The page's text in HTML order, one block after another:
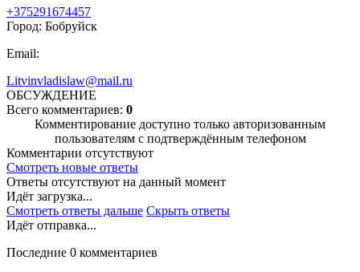
+375291674457
Город: Бобруйск
Email:
Litvinvladislaw@mail.ru
ОБСУЖДЕНИЕ
Всего комментариев: 0
Комментирование доступно только авторизованным
пользователям с подтверждённым телефоном
Комментарии отсутствуют
Смотреть новые ответы
Ответы отсутствуют на данный момент
Идёт загрузка...
Смотреть ответы дальше Скрыть ответы
Идёт отправка...
Последние 0 комментариев